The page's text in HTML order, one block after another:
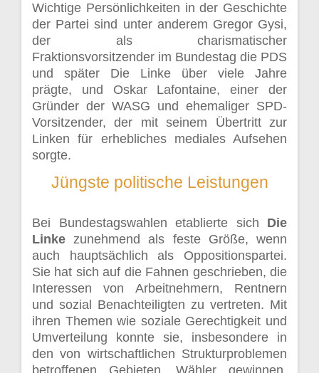
Wichtige Persönlichkeiten in der Geschichte
der Partei sind unter anderem Gregor Gysi,
der als charismatischer
Fraktionsvorsitzender im Bundestag die PDS
und später Die Linke über viele Jahre
prägte, und Oskar Lafontaine, einer der
Gründer der WASG und ehemaliger SPD-
Vorsitzender, der mit seinem Übertritt zur
Linken für erhebliches mediales Aufsehen
sorgte.
Jüngste politische Leistungen
Bei Bundestagswahlen etablierte sich Die
Linke zunehmend als feste Größe, wenn
auch hauptsächlich als Oppositionspartei.
Sie hat sich auf die Fahnen geschrieben, die
Interessen von Arbeitnehmern, Rentnern
und sozial Benachteiligten zu vertreten. Mit
ihren Themen wie soziale Gerechtigkeit und
Umverteilung konnte sie, insbesondere in
den von wirtschaftlichen Strukturproblemen